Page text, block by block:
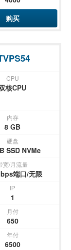
购买
CPU
核CPU
内存
8 GB
硬盘
SSD NVMe
宽/月流量
端口/无限
IP
1
月付
650
年付
6500